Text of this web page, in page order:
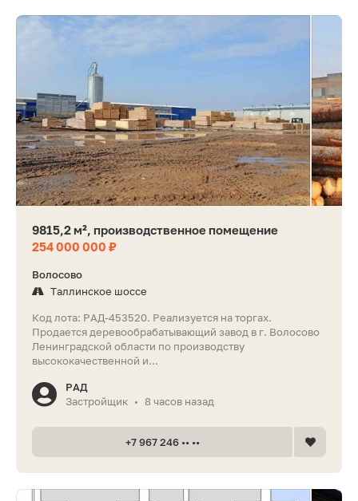
9815,2 м², производственное помещение
254 000 000 ₽
Волосово
Таллинское шоссе
Код лота: РАД-453520. Реализуется на торгах.
Продается деревообрабатывающий завод в г. Волосово
Ленинградской области по производству
высококачественной и...
РАД
Застройщик • 8 часов назад
+7 967 246 •• ••